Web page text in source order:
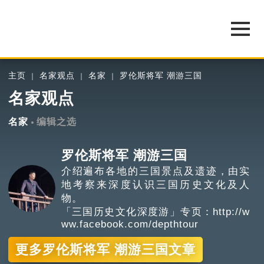
主页 名家观点 名家 罗伦斯将军 潮游三国
名家观点
名家 编辑之选
罗伦斯将军 潮游三国
介绍遍布各地的三国景点及遗迹，由实
地考察来深度认识三国历史文化及人
物。
「三国历史文化深度游」专页：http://w
ww.facebook.com/depthtour
更多罗伦斯将军 潮游三国文章